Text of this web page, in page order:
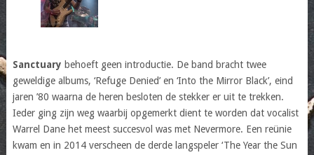
Sanctuary behoeft geen introductie. De band bracht twee
geweldige albums, ‘Refuge Denied’ en ‘Into the Mirror Black’, eind
jaren ’80 waarna de heren besloten de stekker er uit te trekken.
Ieder ging zijn weg waarbij opgemerkt dient te worden dat vocalist
Warrel Dane het meest succesvol was met Nevermore. Een reünie
kwam en in 2014 verscheen de derde langspeler ‘The Year the Sun